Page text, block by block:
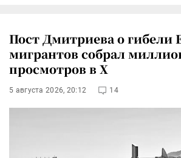
Пост Дмитриева о гибели
мигрантов собрал
просмотров в X
5 августа 2026, 20:12 14